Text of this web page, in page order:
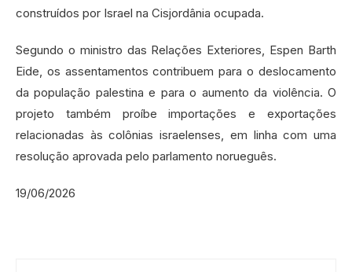
construídos por Israel na Cisjordânia ocupada.
Segundo o ministro das Relações Exteriores, Espen Barth
Eide, os assentamentos contribuem para o deslocamento
da população palestina e para o aumento da violência. O
projeto também proíbe importações e exportações
relacionadas às colônias israelenses, em linha com uma
resolução aprovada pelo parlamento norueguês.
19/06/2026